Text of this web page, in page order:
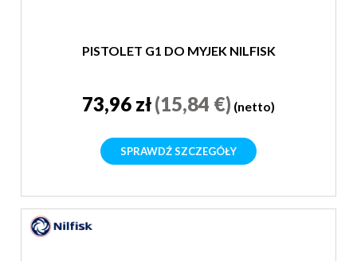
PISTOLET G1 DO MYJEK NILFISK
73,96 zł(15,84 €) (netto)
SPRAWDŹ SZCZEGÓŁY